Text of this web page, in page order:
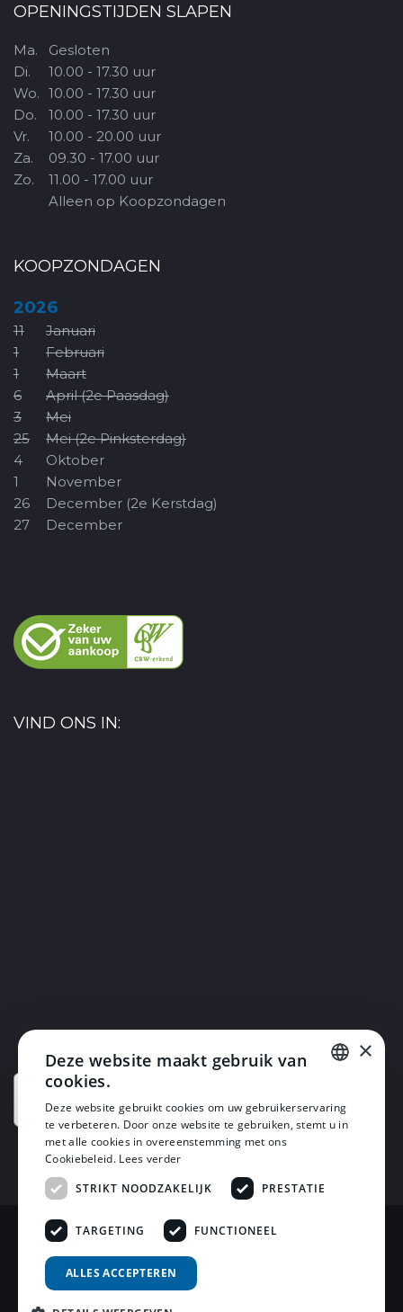
OPENINGSTIJDEN SLAPEN
Ma.
Di.
Wo.
Do.
Vr.
Za.
Zo.
Gesloten
10.00 - 17.30 uur
10.00 - 17.30 uur
10.00 - 17.30 uur
10.00 - 20.00 uur
09.30 - 17.00 uur
11.00 - 17.00 uur
Alleen op Koopzondagen
KOOPZONDAGEN
2026
11
Januari
1
Februari
1
Maart
6
April (2e Paasdag)
3
Mei
25
Mei (2e Pinksterdag)
4
Oktober
1
November
26
December (2e Kerstdag)
27
December
VIND ONS IN:
© 2026 Horsten Meubelen & Horsten Slaapcomfort
Privacy Voorwaarden
DUTCH
×
Deze website maakt gebruik van
cookies.
Deze website gebruikt cookies om uw gebruikerservaring
te verbeteren. Door onze website te gebruiken, stemt u in
met alle cookies in overeenstemming met ons
Cookiebeleid. Lees verder
STRIKT NOODZAKELIJK
PRESTATIE
TARGETING FUNCTIONEEL
ALLES ACCEPTEREN